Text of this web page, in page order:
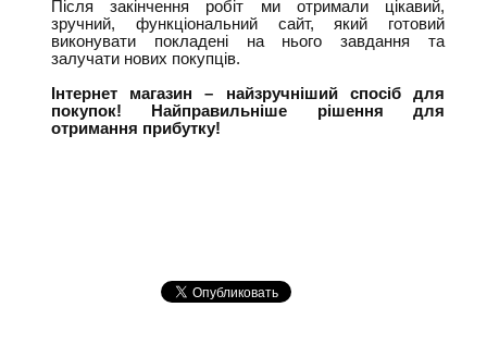
Після закінчення робіт ми отримали цікавий,
зручний, функціональний сайт, який готовий
виконувати покладені на нього завдання та
залучати нових покупців.
Інтернет магазин – найзручніший спосіб для
покупок! Найправильніше рішення для
отримання прибутку!